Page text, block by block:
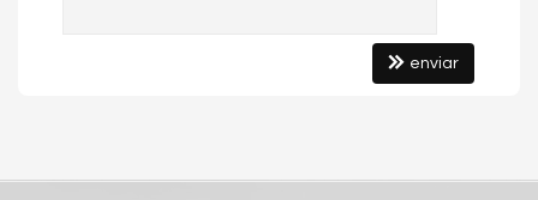
enviar